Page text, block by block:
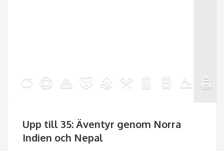
Upp till 35: Äventyr genom Norra
Indien och Nepal